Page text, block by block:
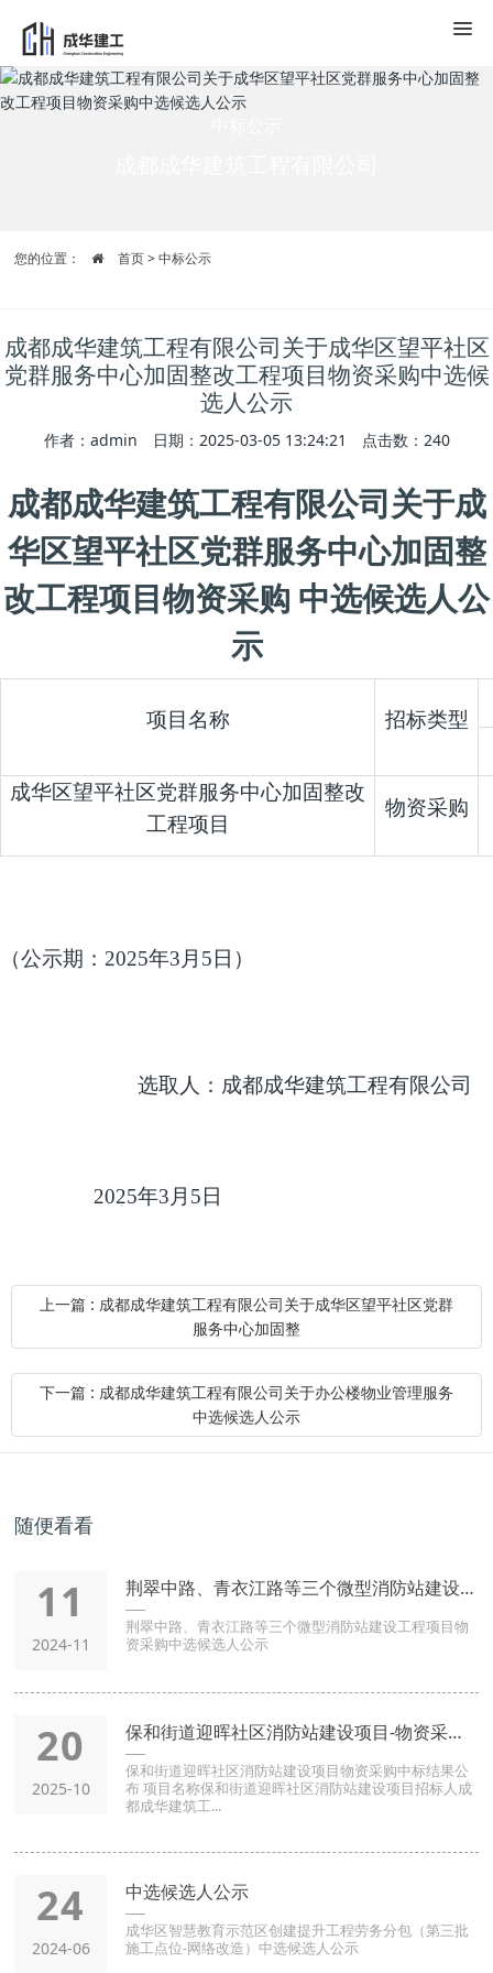
您的位置： 首页>中标公示
成都成华建筑工程有限公司关于成华区望平社区
党群服务中心加固整改工程项目物资采购中选候
选人公示
作者：admin 日期：2025-03-05 13:24:21 点击数： 240
成都成华建筑工程有限公司关于成
华区望平社区党群服务中心加固整
改工程项目物资采购 中选候选人公
示
项目名称 招标类型
成华区望平社区党群服务中心加固整改
工程项目
物资采购
（公示期： 2025年3 月 5 日）
选取人：成都成华建筑工程有限公司
2025年3 月 5 日
上一篇 : 成都成华建筑工程有限公司关于成华区望平社区党群
服务中心加固整
下一篇 : 成都成华建筑工程有限公司关于办公楼物业管理服务
中选候选人公示
随便看看
荆翠中路、青衣江路等三个微型消防站建设工程项目物资采购中选候
荆翠中路、青衣江路等三个微型消防站建设工程项目物
资采购中选候选人公示
11
2024-11
保和街道迎晖社区消防站建设项目-物资采购-中标结果公布
保和街道迎晖社区消防站建设项目物资采购中标结果公
布 项目名称保和街道迎晖社区消防站建设项目招标人成
都成华建筑工...
20
2025-10
中选候选人公示
成华区智慧教育示范区创建提升工程劳务分包（第三批
施工点位-网络改造）中选候选人公示
24
2024-06